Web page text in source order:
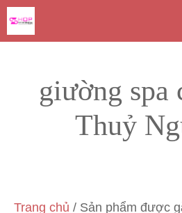
Chuyển
đến
nội
giường spa
Thuỷ
Trang chủ / Sản phẩm được